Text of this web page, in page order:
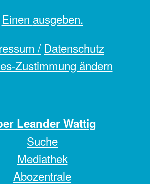
Einen ausgeben.
/ Datenschutz
Zustimmung ändern
Leander Wattig
Suche
Mediathek
Abozentrale